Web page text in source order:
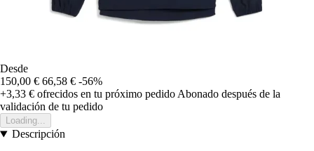
Desde
150,00 € 66,58 € -56%
+3,33 € ofrecidos en tu próximo pedido Abonado después de la
validación de tu pedido
Loading...
Descripción